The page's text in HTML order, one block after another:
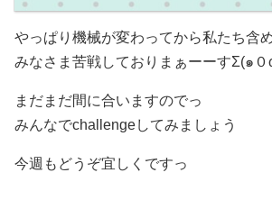
やっぱり機械が変わってから私たち含
みなさま苦戦しておりまぁーーすΣ(๑
まだまだ間に合いますのでっ
みんなでchallengeしてみましょう
今週もどうぞ宜しくですっ